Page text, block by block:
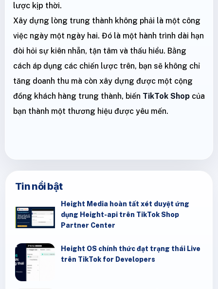
lược kịp thời.
Xây dựng lòng trung thành không phải là một công
việc ngày một ngày hai. Đó là một hành trình dài hạn
đòi hỏi sự kiên nhẫn, tận tâm và thấu hiểu. Bằng
cách áp dụng các chiến lược trên, bạn sẽ không chỉ
tăng doanh thu mà còn xây dựng được một cộng
đồng khách hàng trung thành, biến TikTok Shop của
bạn thành một thương hiệu được yêu mến.
Tin nổi bật
Height Media hoàn tất xét duyệt ứng
dụng Height-api trên TikTok Shop
Partner Center
Height OS chính thức đạt trạng thái Live
trên TikTok for Developers